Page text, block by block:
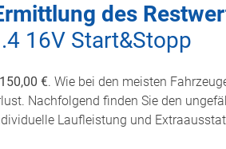
des
16V Start&Stopp
€. Wie bei den meisten
Nachfolgend finden Sie den
Laufleistung und